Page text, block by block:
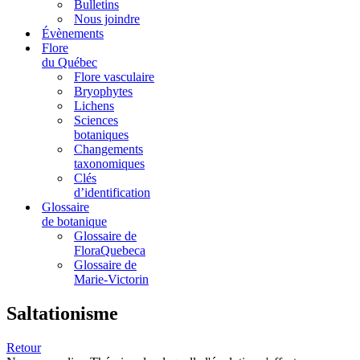
Bulletins
Nous joindre
Évènements
Flore
du Québec
Flore vasculaire
Bryophytes
Lichens
Sciences
botaniques
Changements
taxonomiques
Clés
d’identification
Glossaire
de botanique
Glossaire de
FloraQuebeca
Glossaire de
Marie-Victorin
Saltationisme
Retour